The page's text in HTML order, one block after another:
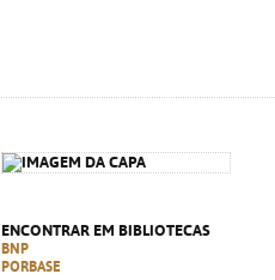
ENCONTRAR EM BIBLIOTECAS
BNP
PORBASE